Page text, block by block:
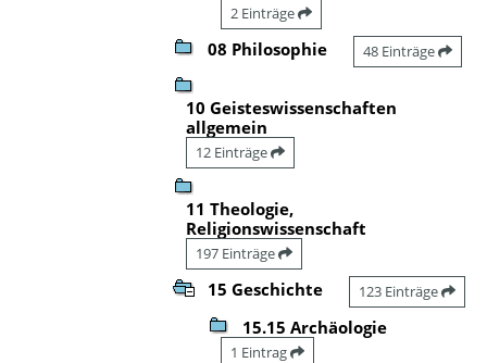
2 Einträge
08 Philosophie 48 Einträge
10 Geisteswissenschaften
allgemein
12 Einträge
11 Theologie,
Religionswissenschaft
197 Einträge
15 Geschichte 123 Einträge
15.15 Archäologie
1 Eintrag